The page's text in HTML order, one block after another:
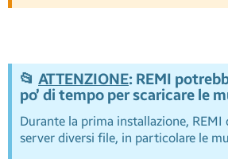
📂 ATTENZIONE: REMI
po’ di tempo per scaricare le
Durante la prima installazione, REMI
server diversi file, in particolare le